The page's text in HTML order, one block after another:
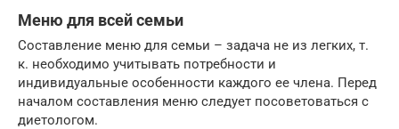
Меню для всей семьи
Составление меню для семьи – задача не из легких, т.
к. необходимо учитывать потребности и
индивидуальные особенности каждого ее члена. Перед
началом составления меню следует посоветоваться с
диетологом.